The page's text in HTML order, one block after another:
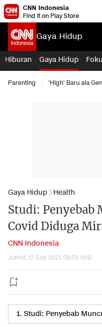
CNN Indonesia
Find it on Play Store
Gaya Hidup
Hiburan Gaya Hidup
Parenting 'High' Baru ala
Gaya Hidup Health
Studi: Penyebab
Covid Diduga
CNN Indonesia
Jumat, 17 Sep 2021 09:55 WIB